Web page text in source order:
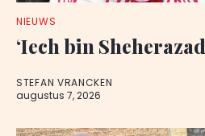
NIEUWS
‘Iech bin
STEFAN VRANCKEN
augustus 7, 2026